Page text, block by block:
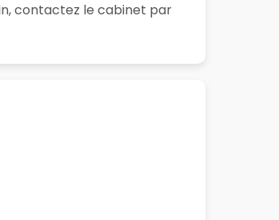
contactez le cabinet par